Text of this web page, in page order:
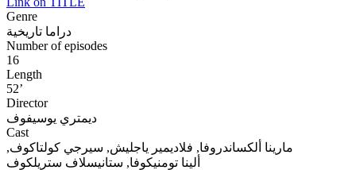
Genre
دراما تاريخية
Number of episodes
16
Length
52’
Director
ديمتري يوسيفوف
Cast
مارينا ألكساندروفا, فلاديمير ياجليش, سيرجي كولتاكوف,
ألينا تومنيكوفا, ستانيسلاف ستريلكوف